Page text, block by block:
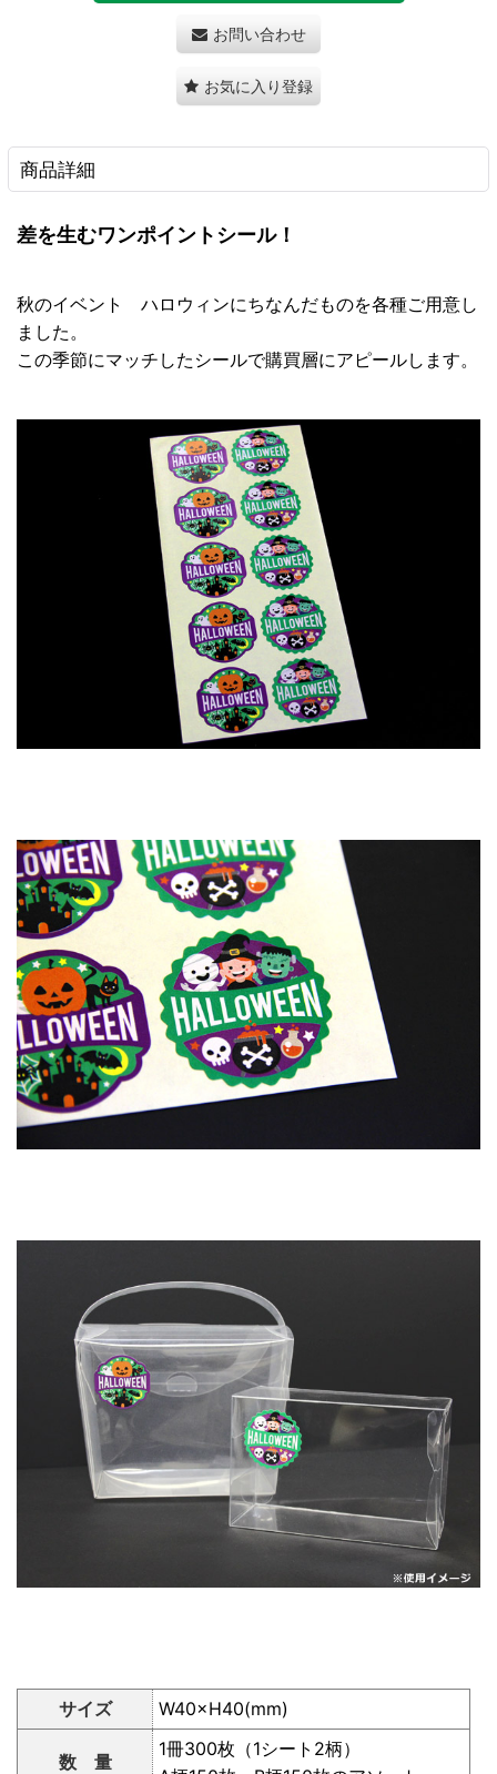
お問い合わせ
お気に入り登録
商品詳細
差を生むワンポイントシール！
秋のイベント ハロウィンにちなんだものを各種ご用意し
ました。
この季節にマッチしたシールで購買層にアピールします。
サイズ W40×H40(mm)
数 量
1冊300枚（1シート2柄）